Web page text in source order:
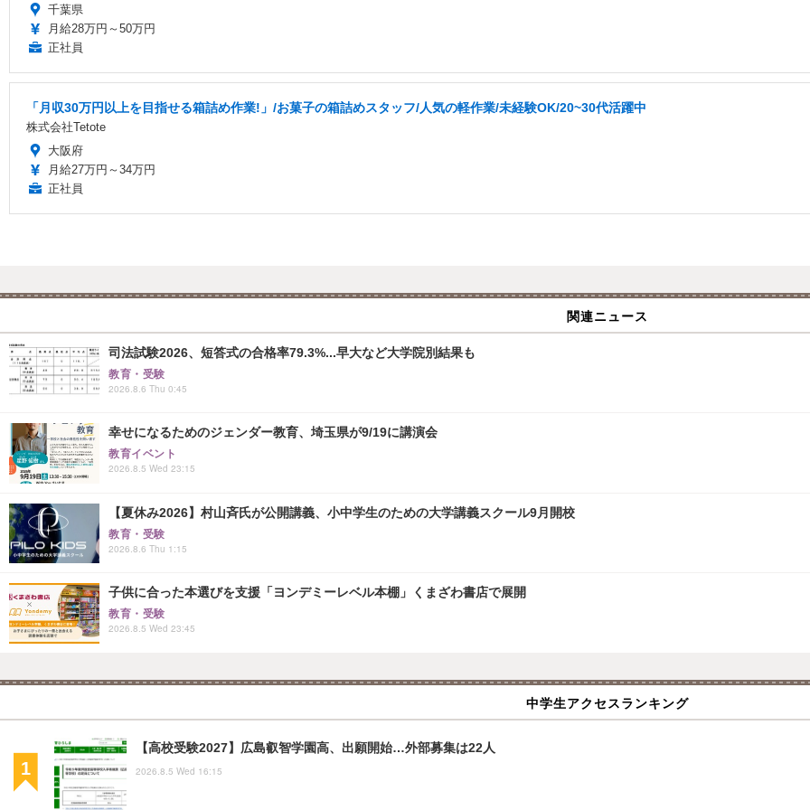
千葉県
月給28万円～50万円
正社員
「月収30万円以上を目指せる箱詰め作業!」/お菓子の箱詰めスタッフ/人気の軽作業/未経験OK/20~30代活躍中
株式会社Tetote
大阪府
月給27万円～34万円
正社員
関連ニュース
司法試験2026、短答式の合格率79.3%...早大など大学院別結果も
教育・受験
2026.8.6 Thu 0:45
幸せになるためのジェンダー教育、埼玉県が9/19に講演会
教育イベント
2026.8.5 Wed 23:15
【夏休み2026】村山斉氏が公開講義、小中学生のための大学講義スクール9月開校
教育・受験
2026.8.6 Thu 1:15
子供に合った本選びを支援「ヨンデミーレベル本棚」くまざわ書店で展開
教育・受験
2026.8.5 Wed 23:45
中学生アクセスランキング
【高校受験2027】広島叡智学園高、出願開始…外部募集は22人
2026.8.5 Wed 16:15